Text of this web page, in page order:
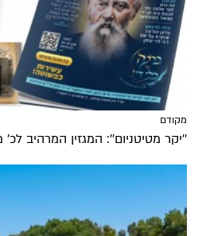
מקודם
''יקר מטיטניום'': המגזין המרהיב